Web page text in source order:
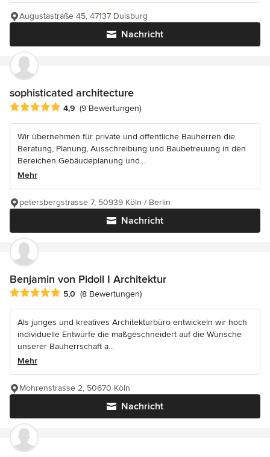
Nachricht
Augustastraße 45, 47137 Duisburg
sophisticated architecture
Durchschnittliche Bewertung: 4.9 von 5 Sternen
4,9 (9 Bewertungen)
Wir übernehmen für private und öffentliche Bauherren die
Beratung, Planung, Ausschreibung und Baubetreuung in den
Bereichen Gebäudeplanung und...
Mehr
Nachricht
petersbergstrasse 7, 50939 Köln / Berlin
Benjamin von Pidoll I Architektur
Durchschnittliche Bewertung: 5 von 5 Sternen
5,0 (8 Bewertungen)
Als junges und kreatives Architekturbüro entwickeln wir hoch
individuelle Entwürfe die maßgeschneidert auf die Wünsche
unserer Bauherrschaft a...
Mehr
Nachricht
Mohrenstrasse 2, 50670 Köln